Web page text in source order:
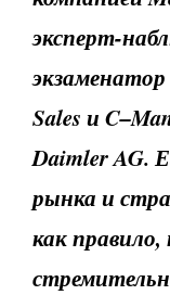
эксперт-
Sales и C–
DaimlerAG.
рынка и
как